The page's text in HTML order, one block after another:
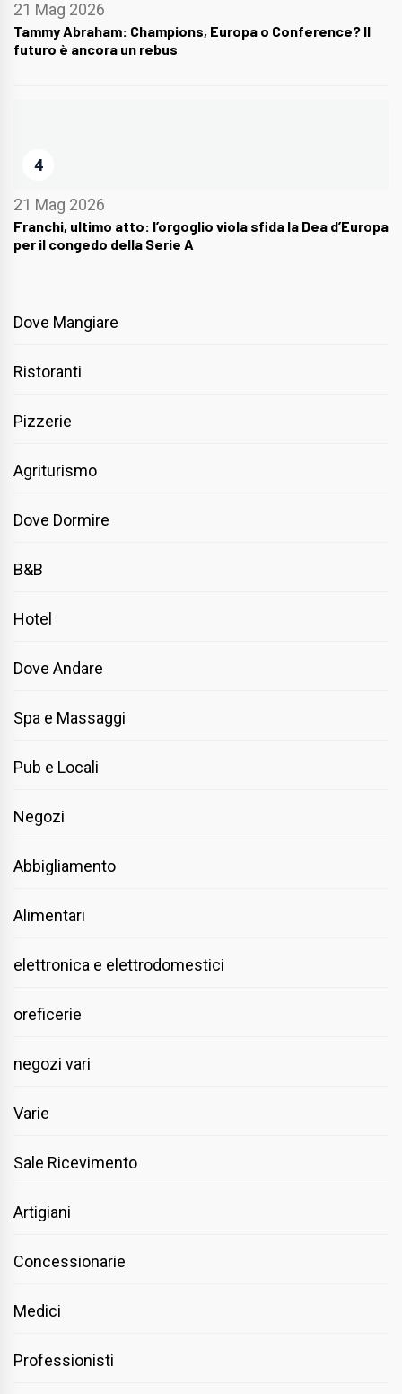
21 Mag 2026
Tammy Abraham: Champions, Europa o Conference? Il
futuro è ancora un rebus
4
21 Mag 2026
Franchi, ultimo atto: l’orgoglio viola sfida la Dea d’Europa
per il congedo della Serie A
Dove Mangiare
Ristoranti
Pizzerie
Agriturismo
Dove Dormire
B&B
Hotel
Dove Andare
Spa e Massaggi
Pub e Locali
Negozi
Abbigliamento
Alimentari
elettronica e elettrodomestici
oreficerie
negozi vari
Varie
Sale Ricevimento
Artigiani
Concessionarie
Medici
Professionisti